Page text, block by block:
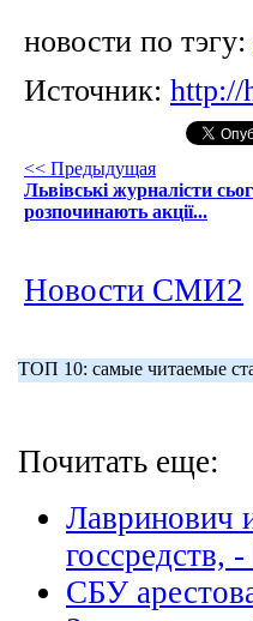
новости по тэгу:
Источник: http://
<< Предыдущая
Львівські журналісти
розпочинають акції...
Новости СМИ2
ТОП 10: самые читаемые
Почитать еще:
Лавринович
госсредств,
СБУ